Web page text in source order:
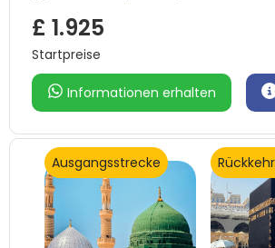
£ 1.925
Startpreise
Informationen erhalten
Ausgangsstrecke